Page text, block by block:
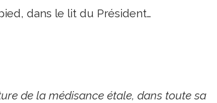
dans le lit du Président…
de la médisance étale, dans toute sa